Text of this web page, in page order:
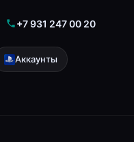
+7 931 247 00 20
Аккаунты